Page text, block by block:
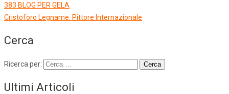
383 BLOG PER GELA
Cristoforo Legname: Pittore Internazionale
Cerca
Ricerca per:
Ultimi Articoli